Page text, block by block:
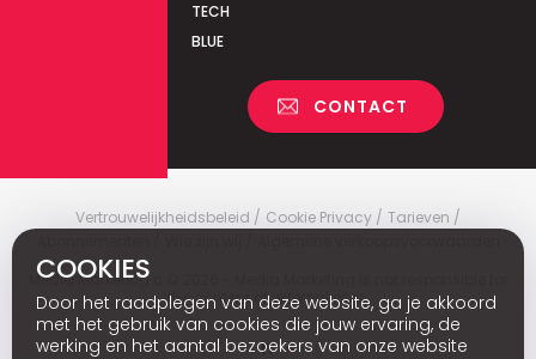
TECH
BLUE
CONTACT
Vertrouwelijkheidsbeleid Cookie Privacy
Tarieven
Media Marketing
the content of external sites.
Fr
COOKIES
Door het raadplegen van deze website, ga je akkoord
met het gebruik van cookies die jouw ervaring, de
werking en het aantal bezoekers van onze website